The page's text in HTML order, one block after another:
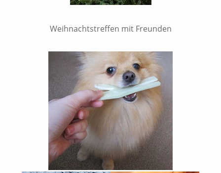
Weihnachtstreffen mit Freunden